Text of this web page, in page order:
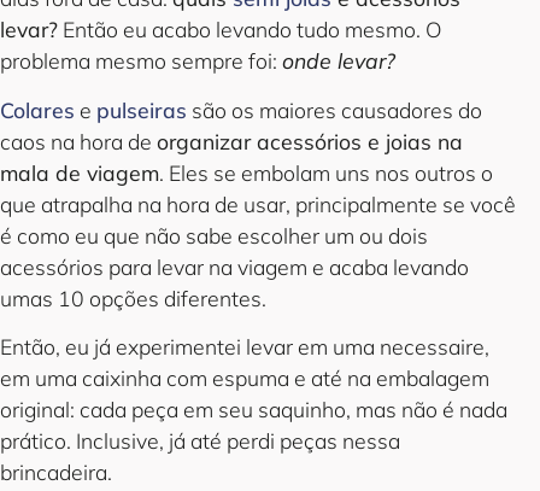
levar? Então eu acabo levando tudo mesmo. O
problema mesmo sempre foi: onde levar?
Colares e pulseiras são os maiores causadores do
caos na hora de organizar acessórios e joias na
mala de viagem. Eles se embolam uns nos outros o
que atrapalha na hora de usar, principalmente se você
é como eu que não sabe escolher um ou dois
acessórios para levar na viagem e acaba levando
umas 10 opções diferentes.
Então, eu já experimentei levar em uma necessaire,
em uma caixinha com espuma e até na embalagem
original: cada peça em seu saquinho, mas não é nada
prático. Inclusive, já até perdi peças nessa
brincadeira.